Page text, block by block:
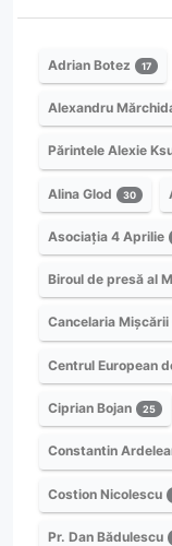
Adrian Botez 17
Alexandru
Părintele Alexie
Alina Glod 30
Asociația 4 Aprilie
Biroul de presă al
Cancelaria
Centrul European
Ciprian Bojan 25
Constantin
Costion Nicolescu
Pr. Dan Bădulescu